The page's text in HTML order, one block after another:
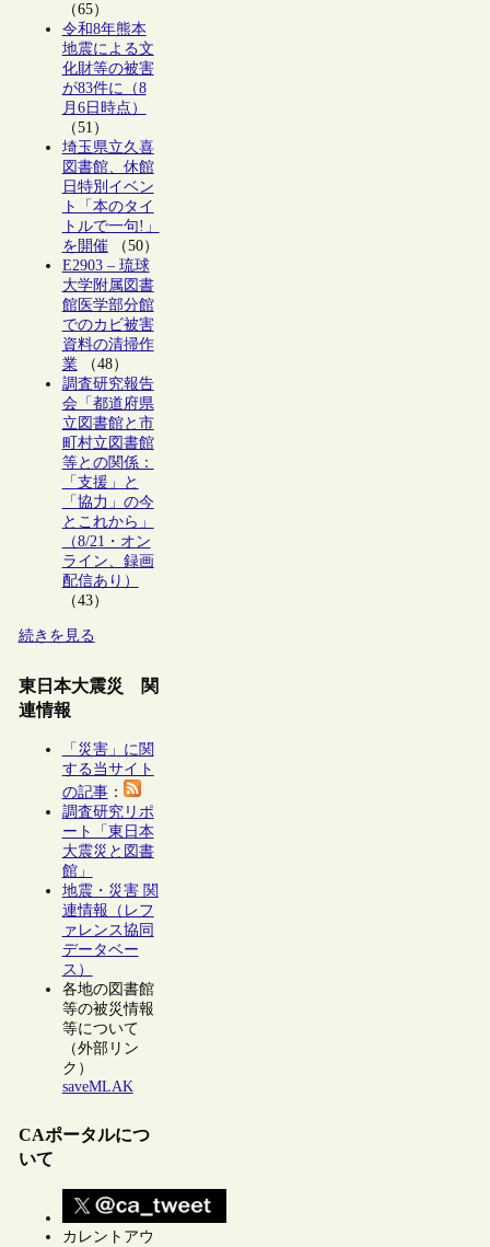
（65）
令和8年熊本
地震による文
化財等の被害
が83件に（8
月6日時点）
（51）
埼玉県立久喜
図書館、休館
日特別イベン
ト「本のタイ
トルで一句!」
を開催（50）
E2903 – 琉球
大学附属図書
館医学部分館
でのカビ被害
資料の清掃作
業（48）
調査研究報告
会「都道府県
立図書館と市
町村立図書館
等との関係：
「支援」と
「協力」の今
とこれから」
（8/21・オン
ライン、録画
配信あり）
（43）
続きを見る
東日本大震災 関
連情報
「災害」に関
する当サイト
の記事：
調査研究リポ
ート「東日本
大震災と図書
館」
地震・災害 関
連情報（レフ
ァレンス協同
データベー
ス）
各地の図書館
等の被災情報
等について
（外部リン
ク）
saveMLAK
CAポータルにつ
いて
カレントアウ